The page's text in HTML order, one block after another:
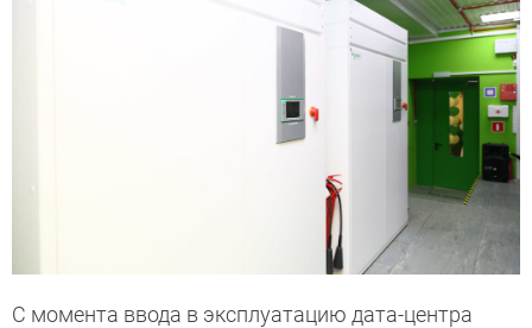
С момента ввода в эксплуатацию дата-центра